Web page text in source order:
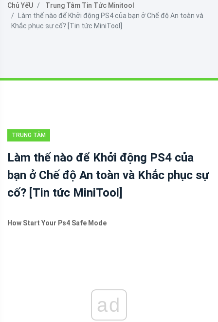
Chủ YếU
Trung Tâm Tin Tức Minitool
Làm thế nào để Khởi động PS4 của bạn ở Chế độ An toàn và
Khắc phục sự cố? [Tin tức MiniTool]
TRUNG TÂM
MINITOOL
Làm thế nào để Khởi động PS4 của
bạn ở Chế độ An toàn và Khắc phục sự
cố? [Tin tức MiniTool]
How Start Your Ps4 Safe Mode
ad